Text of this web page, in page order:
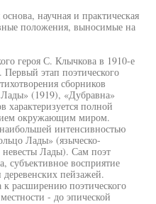
научная и практическая
положения, выносимые на
героя С. Клычкова в 1910-е
Первый этап поэтического
сборников
(1919), «Дубравна»
характеризуется полной
окружающим миром.
интенсивностью
Лады» (языческо-
невесты Лады). Сам поэт
субъективное восприятие
пейзажей.
к расширению поэтического
- до эпической